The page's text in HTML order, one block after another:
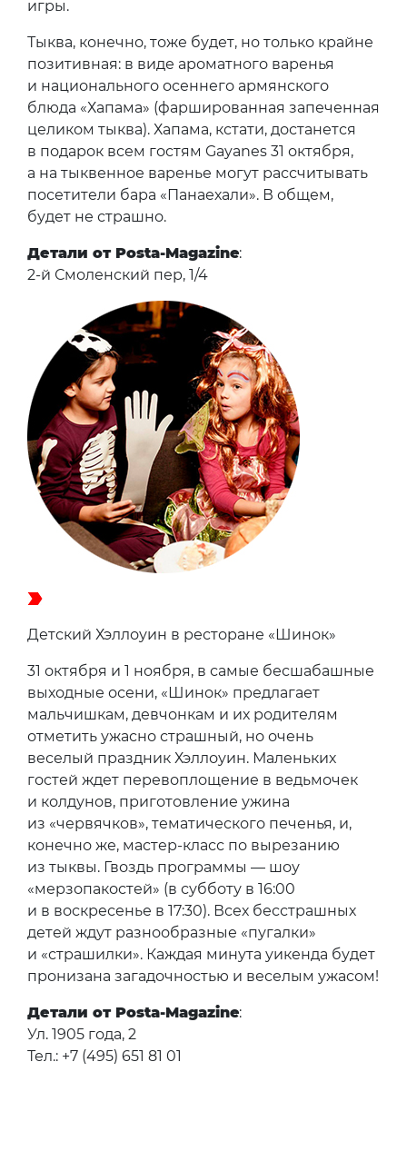
игры.
Тыква, конечно, тоже будет, но только крайне
позитивная: в виде ароматного варенья
и национального осеннего армянского
блюда «Хапама» (фаршированная запеченная
целиком тыква). Хапама, кстати, достанется
в подарок всем гостям Gayanes 31 октября,
а на тыквенное варенье могут рассчитывать
посетители бара «Панаехали». В общем,
будет не страшно.
Детали от Posta-Magazine:
2-й Смоленский пер, 1/4
Детский Хэллоуин в ресторане «Шинок»
31 октября и 1 ноября, в самые бесшабашные
выходные осени, «Шинок» предлагает
мальчишкам, девчонкам и их родителям
отметить ужасно страшный, но очень
веселый праздник Хэллоуин. Маленьких
гостей ждет перевоплощение в ведьмочек
и колдунов, приготовление ужина
из «червячков», тематического печенья, и,
конечно же, мастер-класс по вырезанию
из тыквы. Гвоздь программы — шоу
«мерзопакостей» (в субботу в 16:00
и в воскресенье в 17:30). Всех бесстрашных
детей ждут разнообразные «пугалки»
и «страшилки». Каждая минута уикенда будет
пронизана загадочностью и веселым ужасом!
Детали от Posta-Magazine:
Ул. 1905 года, 2
Тел.: +7 (495) 651 81 01